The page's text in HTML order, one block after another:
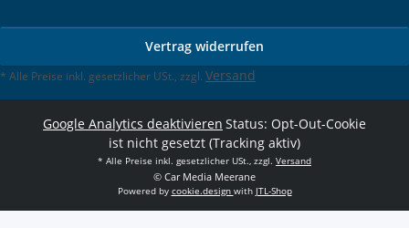
Vertrag widerrufen
* Alle Preise inkl. gesetzlicher USt., zzgl. Versand
Google Analytics deaktivieren Status: Opt-Out-Cookie
ist nicht gesetzt (Tracking aktiv)
* Alle Preise inkl. gesetzlicher USt., zzgl. Versand
© Car Media Meerane
Powered by cookie.design with JTL-Shop